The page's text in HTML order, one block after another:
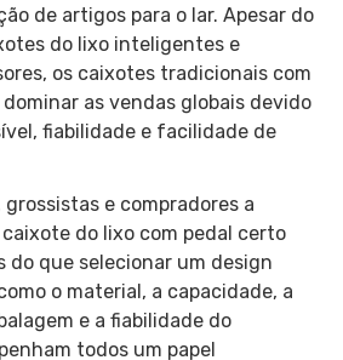
de artigos para o lar. Apesar do
do lixo inteligentes e
os caixotes tradicionais com
as vendas globais devido
fiabilidade e facilidade de
e compradores a
do lixo com pedal certo
do que selecionar um design
o material, a capacidade, a
e a fiabilidade do
todos um papel